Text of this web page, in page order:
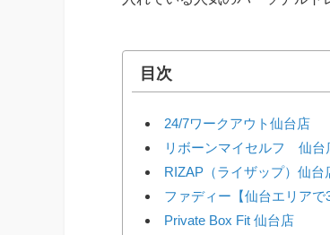
目次
24/7ワークアウト仙台店
リボーンマイセルフ 仙台
RIZAP（ライザップ）仙台
ファディー【仙台エリアで
Private Box Fit 仙台店